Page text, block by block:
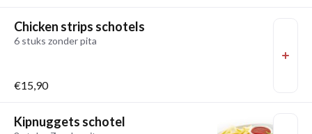
Chicken strips schotels
6 stuks zonder pita
€15,90
Kipnuggets schotel